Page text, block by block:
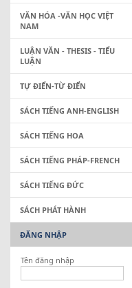
VĂN HÓA -VĂN HỌC VIỆT
NAM
LUẬN VĂN - THESIS - TIỂU
LUẬN
TỰ ĐIỂN-TỪ ĐIỂN
SÁCH TIẾNG ANH-ENGLISH
SÁCH TIẾNG HOA
SÁCH TIẾNG PHÁP-FRENCH
SÁCH TIẾNG ĐỨC
SÁCH PHÁT HÀNH
ĐĂNG NHẬP
Tên đăng nhập